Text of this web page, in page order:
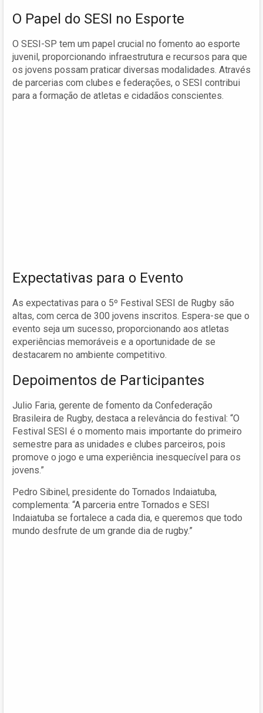
O Papel do SESI no Esporte
O SESI-SP tem um papel crucial no fomento ao esporte
juvenil, proporcionando infraestrutura e recursos para que
os jovens possam praticar diversas modalidades. Através
de parcerias com clubes e federações, o SESI contribui
para a formação de atletas e cidadãos conscientes.
Expectativas para o Evento
As expectativas para o 5º Festival SESI de Rugby são
altas, com cerca de 300 jovens inscritos. Espera-se que o
evento seja um sucesso, proporcionando aos atletas
experiências memoráveis e a oportunidade de se
destacarem no ambiente competitivo.
Depoimentos de Participantes
Julio Faria, gerente de fomento da Confederação
Brasileira de Rugby, destaca a relevância do festival: “O
Festival SESI é o momento mais importante do primeiro
semestre para as unidades e clubes parceiros, pois
promove o jogo e uma experiência inesquecível para os
jovens.”
Pedro Sibinel, presidente do Tornados Indaiatuba,
complementa: “A parceria entre Tornados e SESI
Indaiatuba se fortalece a cada dia, e queremos que todo
mundo desfrute de um grande dia de rugby.”